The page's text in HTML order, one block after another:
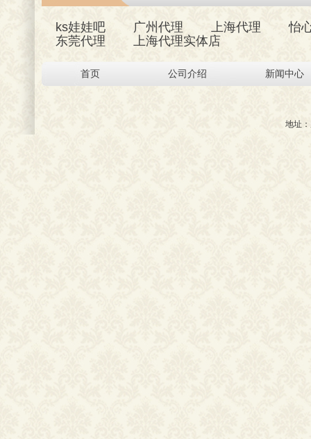
ks娃娃吧 广州代理 上海代理
怡
东莞代理
上海代理实体店
首页 公司介绍 新闻中心
地址